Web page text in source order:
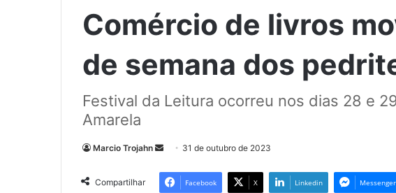
Comércio de livros
de semana dos
Festival da Leitura ocorreu nos dias 28 e
Amarela
Marcio Trojahn
Mande
e-
31 de outubro de 2023
Compartilhar Facebook X Linkedin Messenger